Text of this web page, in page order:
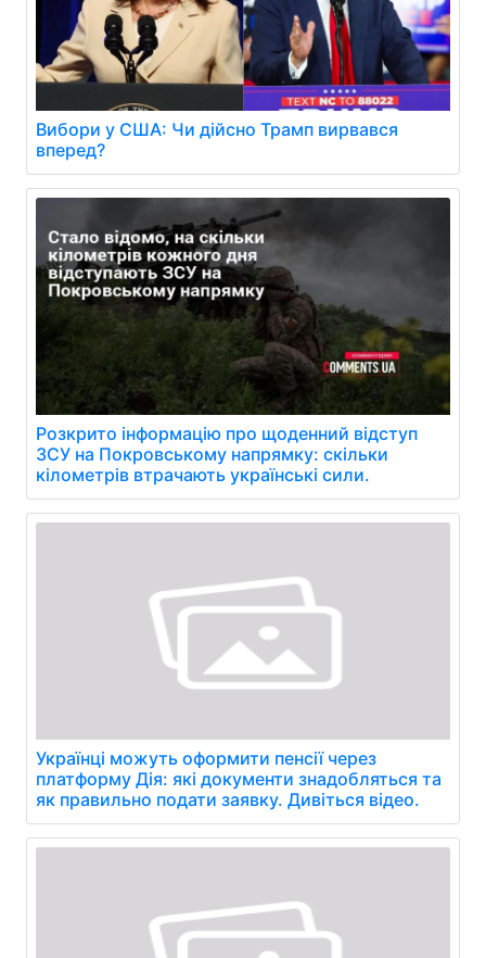
Вибори у США: Чи дійсно Трамп вирвався
вперед?
Розкрито інформацію про щоденний відступ
ЗСУ на Покровському напрямку: скільки
кілометрів втрачають українські сили.
Українці можуть оформити пенсії через
платформу Дія: які документи знадобляться та
як правильно подати заявку. Дивіться відео.